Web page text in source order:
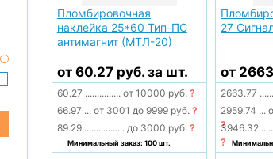
Пломбировочная
наклейка 25*60 Тип-ПС
антимагнит (МТЛ-20)
от 60.27 руб. за шт.
60.27 ............... от 10000 руб. ?
66.97 ... от 3001 до 9999 руб. ?
89.29 ................. до 3000 руб. ?
Минимальный заказ: 100 шт.
27
от
2663.77
2959.74 ...
?
3946.32
?